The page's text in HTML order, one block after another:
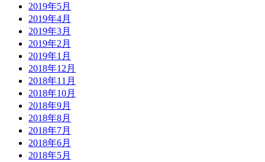
2019年5月
2019年4月
2019年3月
2019年2月
2019年1月
2018年12月
2018年11月
2018年10月
2018年9月
2018年8月
2018年7月
2018年6月
2018年5月